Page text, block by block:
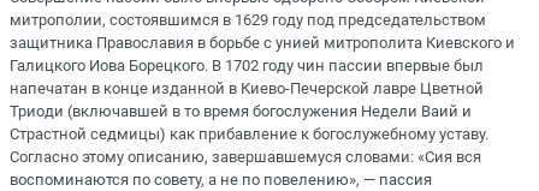
митрополии, состоявшимся в 1629 году под председательством
защитника Православия в борьбе с унией митрополита Киевского и
Галицкого Иова Борецкого. В 1702 году чин пассии впервые был
напечатан в конце изданной в Киево-Печерской лавре Цветной
Триоди (включавшей в то время богослужения Недели Ваий и
Страстной седмицы) как прибавление к богослужебному уставу.
Согласно этому описанию, завершавшемуся словами: «Сия вся
воспоминаются по совету, а не по повелению», ― пассия